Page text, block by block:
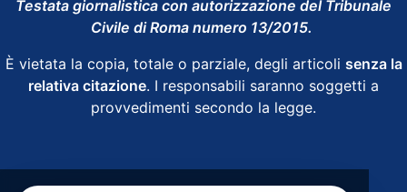
Testata giornalistica con autorizzazione del Tribunale
Civile di Roma numero 13/2015.
È vietata la copia, totale o parziale, degli articoli senza la
relativa citazione. I responsabili saranno soggetti a
provvedimenti secondo la legge.